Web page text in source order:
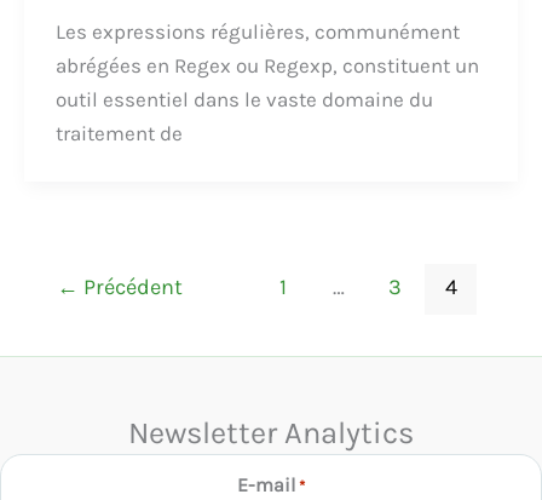
Les expressions régulières, communément
abrégées en Regex ou Regexp, constituent un
outil essentiel dans le vaste domaine du
traitement de
← Précédent 1 … 3 4
Newsletter Analytics
E-mail *